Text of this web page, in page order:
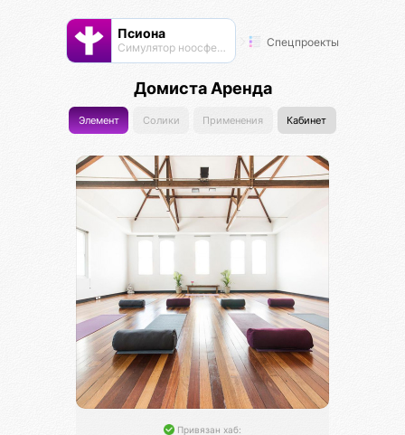
Псиона
Cимулятор ноосферы Спецпроекты
Домиста Аренда
Элемент Солики Применения Кабинет
Привязан хаб: